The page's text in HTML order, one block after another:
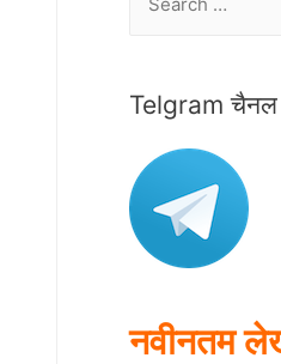
r
f
o
Telgram
नवीनतम